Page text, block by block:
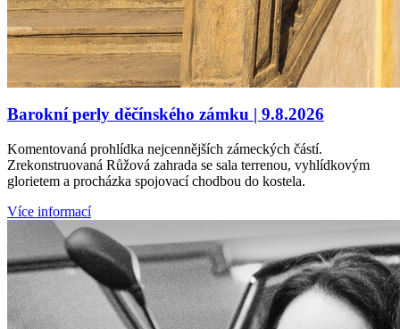
Barokní perly děčínského zámku | 9.8.2026
Komentovaná prohlídka nejcennějších zámeckých částí.
Zrekonstruovaná Růžová zahrada se sala terrenou, vyhlídkovým
glorietem a procházka spojovací chodbou do kostela.
Více informací